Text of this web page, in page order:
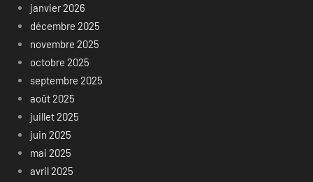
janvier 2026
décembre 2025
novembre 2025
octobre 2025
septembre 2025
août 2025
juillet 2025
juin 2025
mai 2025
avril 2025